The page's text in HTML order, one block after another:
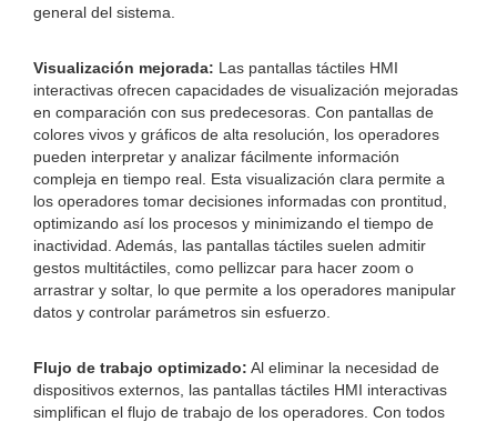
general del sistema.
Visualización mejorada: Las pantallas táctiles HMI
interactivas ofrecen capacidades de visualización mejoradas
en comparación con sus predecesoras. Con pantallas de
colores vivos y gráficos de alta resolución, los operadores
pueden interpretar y analizar fácilmente información
compleja en tiempo real. Esta visualización clara permite a
los operadores tomar decisiones informadas con prontitud,
optimizando así los procesos y minimizando el tiempo de
inactividad. Además, las pantallas táctiles suelen admitir
gestos multitáctiles, como pellizcar para hacer zoom o
arrastrar y soltar, lo que permite a los operadores manipular
datos y controlar parámetros sin esfuerzo.
Flujo de trabajo optimizado: Al eliminar la necesidad de
dispositivos externos, las pantallas táctiles HMI interactivas
simplifican el flujo de trabajo de los operadores. Con todos